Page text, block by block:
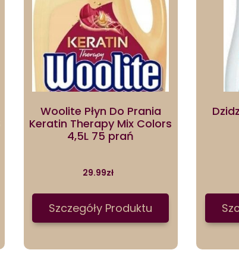
Woolite Płyn Do Prania
Keratin Therapy Mix Colors
4,5L 75 prań
29.99zł
Szczegóły Produktu